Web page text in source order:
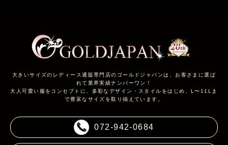
大きいサイズのレディース通販専門店のゴールドジャパンは、お客さまに選ば
れて業界実績ナンバーワン！
大人可愛い服をコンセプトに、多彩なデザイン・スタイルをはじめ、L〜11Lま
で豊富なサイズを取り揃えています。
072-942-0684